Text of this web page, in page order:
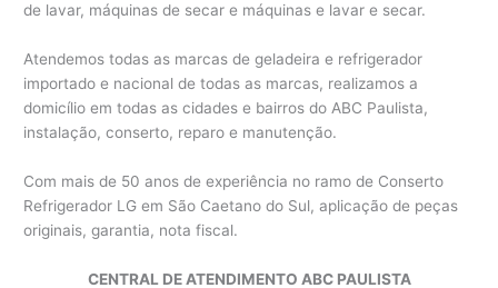
de lavar, máquinas de secar e máquinas e lavar e secar.
Atendemos todas as marcas de geladeira e refrigerador
importado e nacional de todas as marcas, realizamos a
domicílio em todas as cidades e bairros do ABC Paulista,
instalação, conserto, reparo e manutenção.
Com mais de 50 anos de experiência no ramo de Conserto
Refrigerador LG em São Caetano do Sul, aplicação de peças
originais, garantia, nota fiscal.
CENTRAL DE ATENDIMENTO ABC PAULISTA